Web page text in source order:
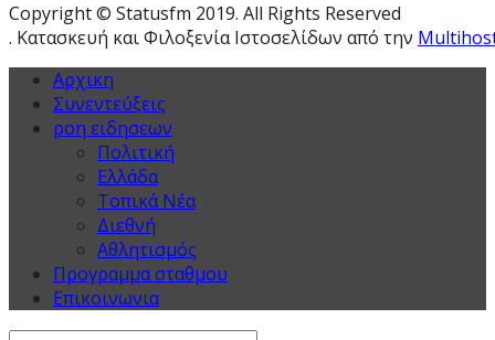
Copyright © Statusfm 2019. All Rights Reserved
. Κατασκευή και Φιλοξενία Ιστοσελίδων από την
Αρχικη
Συνεντεύξεις
ροη ειδησεων
Πολιτική
Ελλάδα
Τοπικά Νέα
Διεθνή
Αθλητισμός
Προγραμμα σταθμου
Επικοινωνια